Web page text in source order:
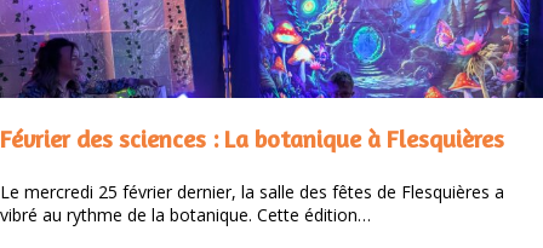
Février des sciences : La botanique à Flesquières
Le mercredi 25 février dernier, la salle des fêtes de Flesquières a
vibré au rythme de la botanique. Cette édition…